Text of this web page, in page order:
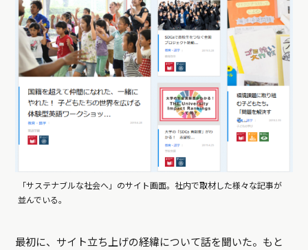
「サステナブルな社会へ」のサイト画面。社内で取材した様々な記事が
並んでいる。
最初に、サイト立ち上げの経緯について話を聞いた。もと